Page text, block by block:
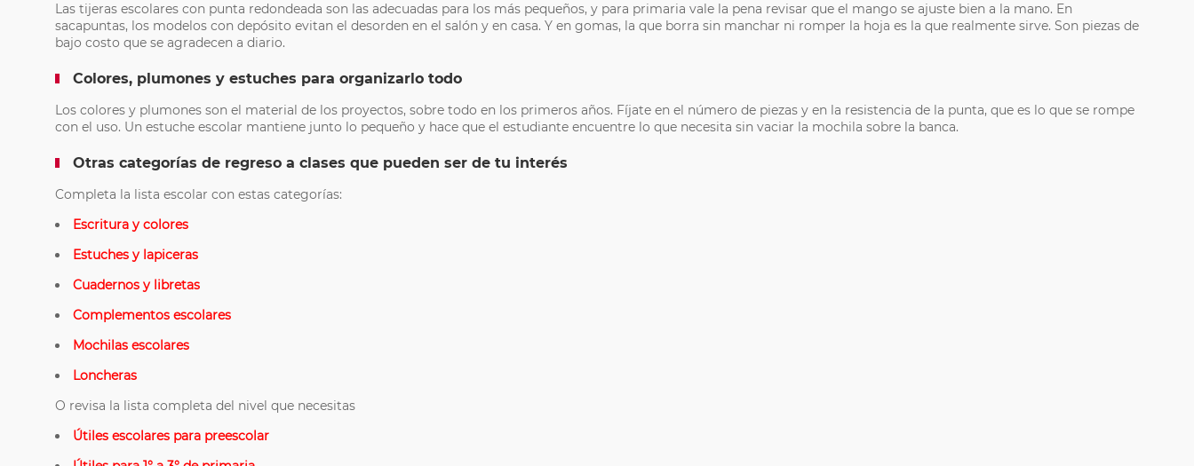
Las tijeras escolares con punta redondeada son las adecuadas para los más pequeños, y para primaria vale la pena revisar que el mango se ajuste bien a la mano. En
sacapuntas, los modelos con depósito evitan el desorden en el salón y en casa. Y en gomas, la que borra sin manchar ni romper la hoja es la que realmente sirve. Son piezas de
bajo costo que se agradecen a diario.
Colores, plumones y estuches para organizarlo todo
Los colores y plumones son el material de los proyectos, sobre todo en los primeros años. Fíjate en el número de piezas y en la resistencia de la punta, que es lo que se rompe
con el uso. Un estuche escolar mantiene junto lo pequeño y hace que el estudiante encuentre lo que necesita sin vaciar la mochila sobre la banca.
Otras categorías de regreso a clases que pueden ser de tu interés
Completa la lista escolar con estas categorías:
Escritura y colores
Estuches y lapiceras
Cuadernos y libretas
Complementos escolares
Mochilas escolares
Loncheras
O revisa la lista completa del nivel que necesitas
Útiles escolares para preescolar